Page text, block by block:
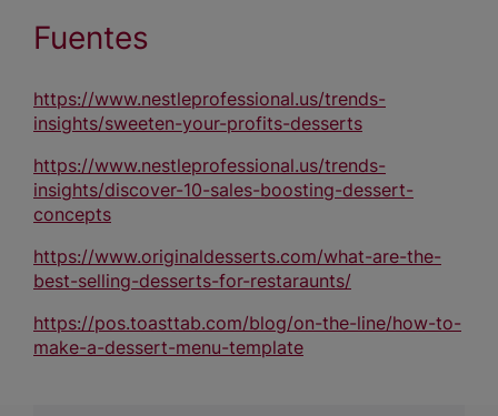
Fuentes
https://www.nestleprofessional.us/trends-
insights/sweeten-your-profits-desserts
https://www.nestleprofessional.us/trends-
insights/discover-10-sales-boosting-dessert-
concepts
https://www.originaldesserts.com/what-are-the-
best-selling-desserts-for-restaraunts/
https://pos.toasttab.com/blog/on-the-line/how-to-
make-a-dessert-menu-template